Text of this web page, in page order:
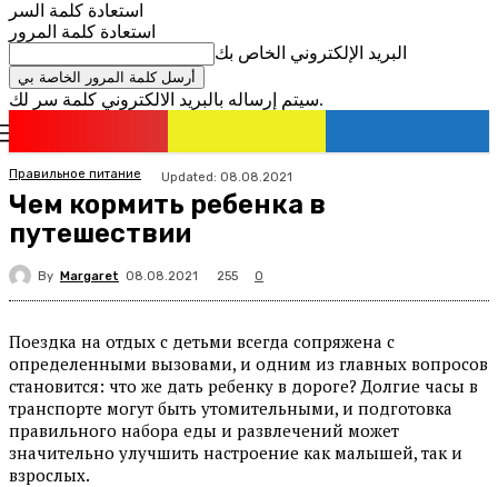
استعادة كلمة السر
استعادة كلمة المرور
البريد الإلكتروني الخاص بك
سيتم إرساله بالبريد الالكتروني كلمة سر لك.
Правильное питание Updated: 08.08.2021
Чем кормить ребенка в
путешествии
By Margaret 08.08.2021 255 0
Поездка на отдых с детьми всегда сопряжена с
определенными вызовами, и одним из главных вопросов
становится: что же дать ребенку в дороге? Долгие часы в
транспорте могут быть утомительными, и подготовка
правильного набора еды и развлечений может
значительно улучшить настроение как малышей, так и
взрослых.